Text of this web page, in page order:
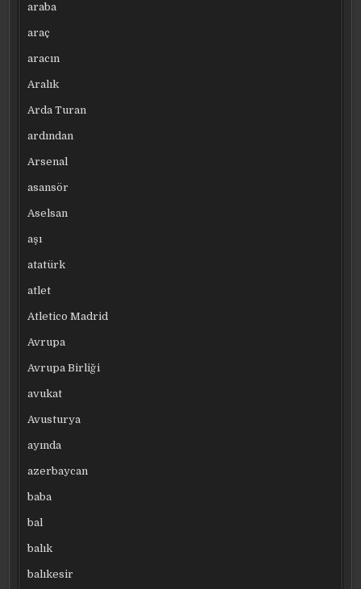
araba
araç
aracın
Aralık
Arda Turan
ardından
Arsenal
asansör
Aselsan
aşı
atatürk
atlet
Atletico Madrid
Avrupa
Avrupa Birliği
avukat
Avusturya
ayında
azerbaycan
baba
bal
balık
balıkesir